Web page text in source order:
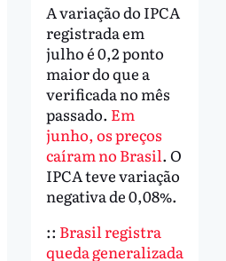
A variação do IPCA
registrada em
julho é 0,2 ponto
maior do que a
verificada no mês
passado. Em
junho, os preços
caíram no Brasil. O
IPCA teve variação
negativa de 0,08%.
:: Brasil registra
queda generalizada